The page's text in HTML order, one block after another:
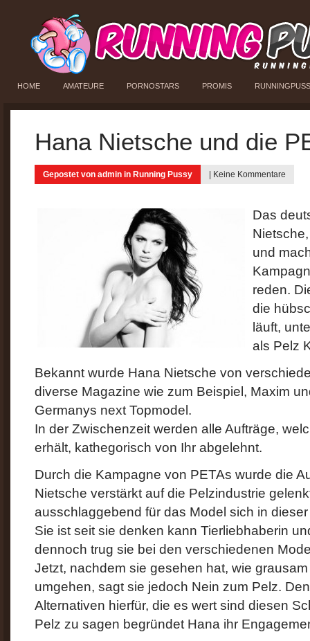
HOME AMATEURE PORNOSTARS PROMIS
Hana Nietsche und die
Gepostet von admin in Running Pussy Keine Kommentare
Das
und
reden.
die
läuft,
als Pelz
Bekannt wurde Hana Nietsche von
diverse Magazine wie zum Beispiel, Maxim
Germanys next Topmodel.
In der Zwischenzeit werden alle Aufträge,
erhält, kathegorisch von Ihr abgelehnt.
Durch die Kampagne von PETAs wurde die
Nietsche verstärkt auf die Pelzindustrie
ausschlaggebend für das Model sich in
Sie ist seit sie denken kann Tierliebhaberin
dennoch trug sie bei den verschiedenen
Jetzt, nachdem sie gesehen hat, wie
umgehen, sagt sie jedoch Nein zum Pelz.
Alternativen hierfür, die es wert sind diesen
Pelz zu sagen begründet Hana ihr